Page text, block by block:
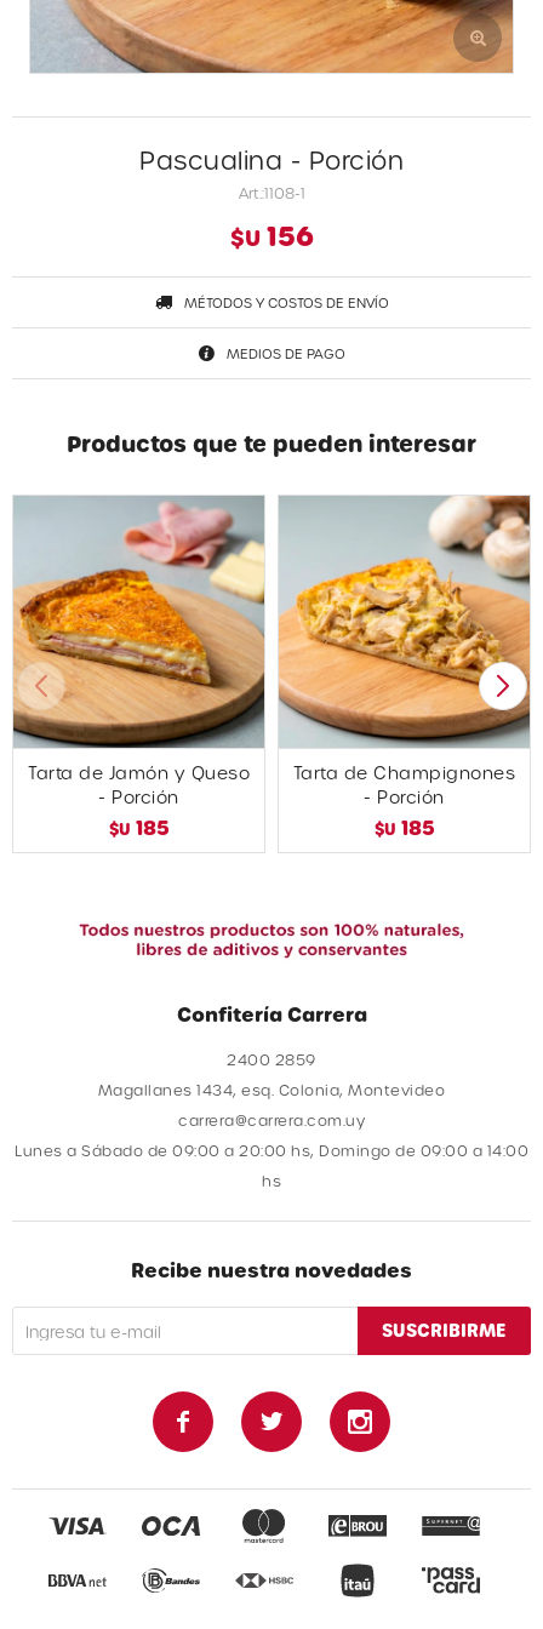
Pascualina - Porción
1108-1
$U 156
MÉTODOS Y COSTOS DE ENVÍO
MEDIOS DE PAGO
Productos que te pueden interesar
Tarta de Jamón y Queso
- Porción
$U 185
Tarta de Champignones
- Porción
$U 185
Confitería Carrera
2400 2859
Magallanes 1434, esq. Colonia, Montevideo
carrera@carrera.com.uy
Lunes a Sábado de 09:00 a 20:00 hs, Domingo de 09:00 a 14:00
hs
Recibe nuestra novedades
SUSCRIBIRME
  